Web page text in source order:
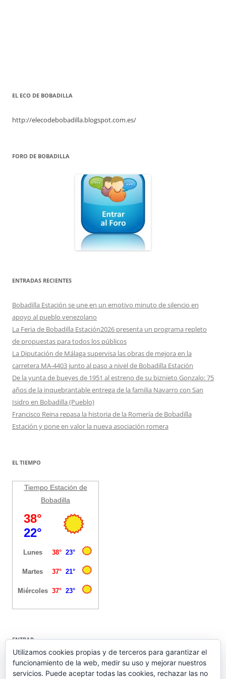
EL ECO DE BOBADILLA
http://elecodebobadilla.blogspot.com.es/
FORO DE BOBADILLA
ENTRADAS RECIENTES
Bobadilla Estación se une en un emotivo minuto de silencio en
apoyo al pueblo venezolano
La Feria de Bobadilla Estación2026 presenta un programa repleto
de propuestas para todos los públicos
La Diputación de Málaga supervisa las obras de mejora en la
carretera MA-4403 junto al paso a nivel de Bobadilla Estación
De la yunta de bueyes de 1951 al estreno de su biznieto Gonzalo: 75
años de la inquebrantable entrega de la familia Navarro con San
Isidro en Bobadilla (Pueblo)
Francisco Reina repasa la historia de la Romería de Bobadilla
Estación y pone en valor la nueva asociación romera
EL TIEMPO
Tiempo Estación de
Bobadilla
ENTRAR
Acceder
Feed de entradas
Utilizamos cookies propias y de terceros para garantizar el
funcionamiento de la web, medir su uso y mejorar nuestros
servicios. Puede aceptar todas las cookies, rechazar las no